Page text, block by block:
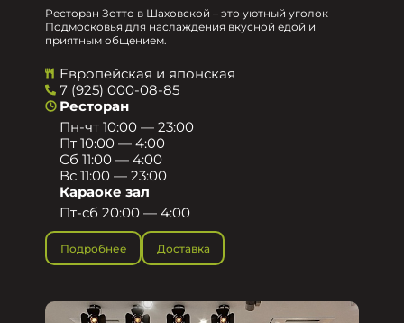
Ресторан Зотто в Шаховской – это уютный уголок
Подмосковья для наслаждения вкусной едой и
приятным общением.​
Европейская и японская
7 (925) 000-08-85
Ресторан
Пн-чт 10:00 — 23:00
Пт 10:00 — 4:00
Сб 11:00 — 4:00
Вс 11:00 — 23:00
Караоке зал
Пт-сб 20:00 — 4:00
Подробнее Доставка